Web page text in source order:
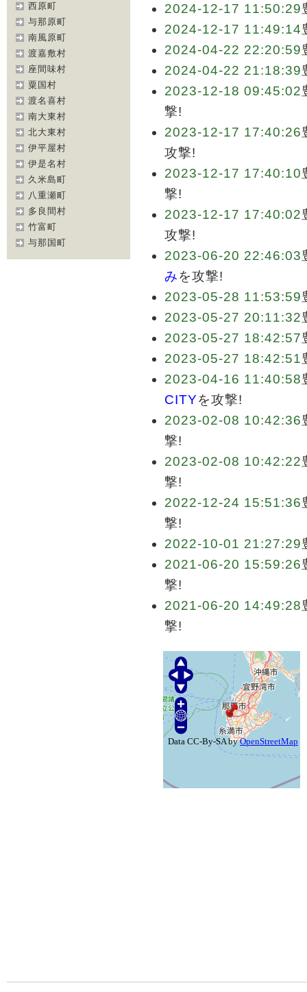
西原町
与那原町
南風原町
渡嘉敷村
座間味村
粟国村
渡名喜村
南大東村
北大東村
伊平屋村
伊是名村
久米島町
八重瀬町
多良間村
竹富町
与那国町
2024-12-17 11:50:29
2024-12-17 11:49:14
2024-04-22 22:20:59
2024-04-22 21:18:39
2023-12-18 09:45:02
撃!
2023-12-17 17:40:26
攻撃!
2023-12-17 17:40:10
撃!
2023-12-17 17:40:02
攻撃!
2023-06-20 22:46:03
みを攻撃!
2023-05-28 11:53:59
2023-05-27 20:11:32
2023-05-27 18:42:57
2023-05-27 18:42:51
2023-04-16 11:40:58
CITYを攻撃!
2023-02-08 10:42:36
撃!
2023-02-08 10:42:22
撃!
2022-12-24 15:51:36
撃!
2022-10-01 21:27:29
2021-06-20 15:59:26
撃!
2021-06-20 14:49:28
撃!